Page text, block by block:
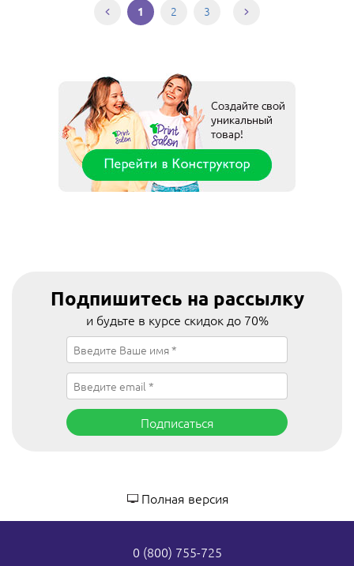
1 2 3
Подпишитесь на рассылку
и будьте в курсе скидок до 70%
Подписаться
Полная версия
0 (800) 755-725